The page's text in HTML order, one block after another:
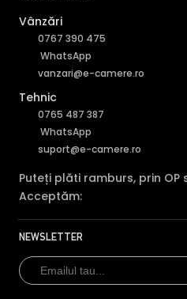
Vânzări
0767 390 475
WhatsApp
vanzari@e-camere.ro
Tehnic
0765 487 387
WhatsApp
suport@e-camere.ro
Puteți plăti ramburs, prin OP
Acceptăm:
NEWSLETTER